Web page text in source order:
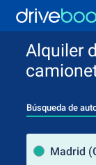
Alquiler
Búsqueda de
Madrid